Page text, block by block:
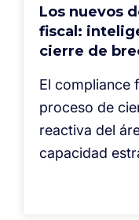
Los nuevos
fiscal:
cierre de
El compliance
proceso de
reactiva del
capacidad